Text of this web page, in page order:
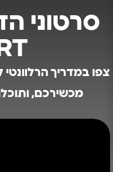
סרטוני
צפו במדריך
מכשירכם,